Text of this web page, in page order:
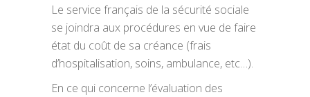
Le service français de la sécurité sociale
se joindra aux procédures en vue de faire
état du coût de sa créance (frais
d’hospitalisation, soins, ambulance, etc…).
En ce qui concerne l’évaluation des